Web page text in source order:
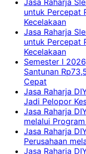
untuk Percepat
Kecelakaan
Jasa Raharja
untuk Percepat
Kecelakaan
Semester I
Santunan
Cepat
Jasa Raharja
Jadi Pelopor
Jasa Raharja
melalui
Jasa Raharja
Perusahaan
Jasa Raharja